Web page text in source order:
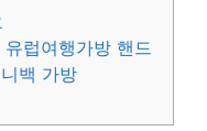
럽여행가방 핸드
백 가방